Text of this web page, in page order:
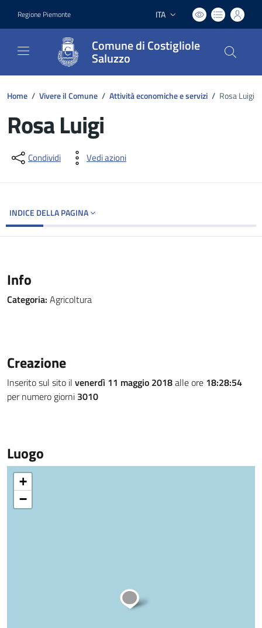
Regione Piemonte Lingua attiva:
ITA
Comune di Costigliole
Saluzzo
Home / Vivere il Comune / Attività economiche e servizi / Rosa Luigi
Rosa Luigi
Dettagli del documento
Condividi Vedi azioni
INDICE DELLA PAGINA
Info
Categoria: Agricoltura
Creazione
Inserito sul sito il venerdì 11 maggio 2018alle ore 18:28:54
per numero giorni 3010
Luogo
+
−